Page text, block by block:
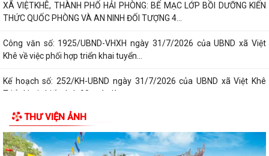
XÃ VIỆTKHÊ, THÀNH PHỐ HẢI PHÒNG: BẾ MẠC LỚP BỒI DƯỠNG KIẾN
THỨC QUỐC PHÒNG VÀ AN NINH ĐỐI TƯỢNG 4...
Công văn số: 1925/UBND-VHXH ngày 31/7/2026 của UBND xã Việt
Khê về việc phối hợp triển khai tuyển...
Kế hoạch số: 252/KH-UBND ngày 31/7/2026 của UBND xã Việt Khê
Triển khai chiến dịch 90 ngày làm...
Thông báo số: 157/TB-TTPVHCC ngày 31/7/2026 Niêm yết về việc
phê duyệt quy trình nội bộ giải quyết...
THƯ VIỆN ẢNH